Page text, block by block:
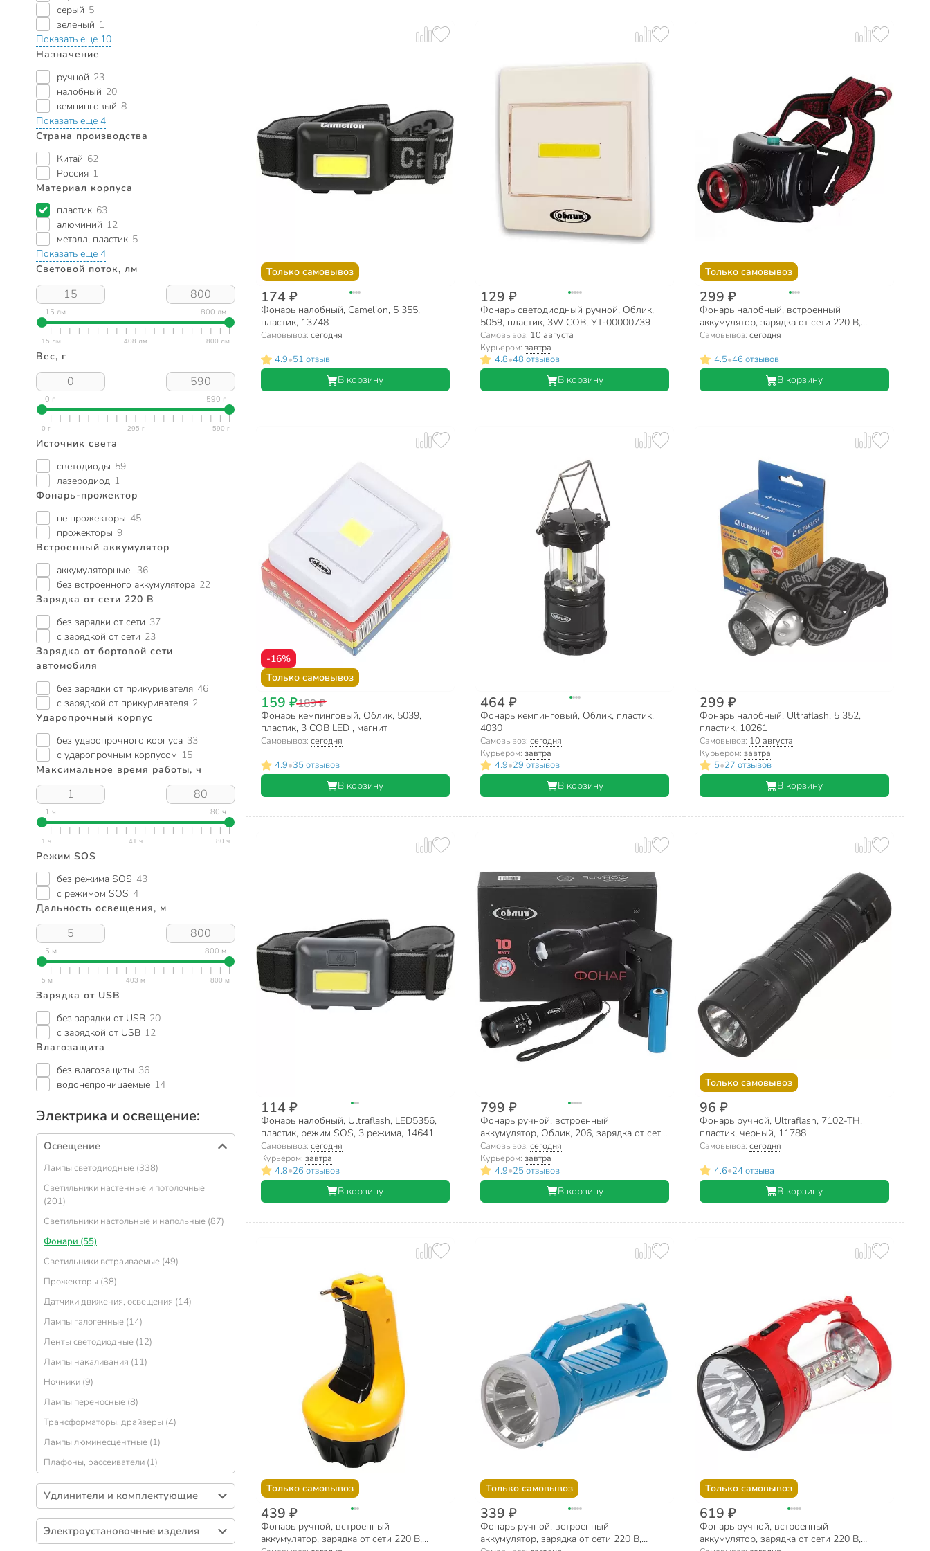
серый 5
зеленый 1
Показать еще 10
Назначение
ручной 23
налобный 20
кемпинговый 8
Показать еще 4
Страна производства
Китай 62
Россия 1
Материал корпуса
пластик 63
алюминий 12
металл, пластик 5
Показать еще 4
Световой поток, лм
15 лм 800 лм
Вес, г
0 г 590 г
Источник света
светодиоды 59
лазеродиод 1
Фонарь-прожектор
не прожекторы 45
прожекторы 9
Встроенный аккумулятор
аккумуляторные 36
без встроенного аккумулятора 22
Зарядка от сети 220 В
без зарядки от сети 37
с зарядкой от сети 23
Зарядка от бортовой сети
автомобиля
без зарядки от прикуривателя 46
с зарядкой от прикуривателя 2
Ударопрочный корпус
без ударопрочного корпуса 33
с ударопрочным корпусом 15
Максимальное время работы, ч
1 ч 80 ч
Режим SOS
без режима SOS 43
с режимом SOS 4
Дальность освещения, м
5 м 800 м
Зарядка от USB
без зарядки от USB 20
с зарядкой от USB 12
Влагозащита
без влагозащиты 36
водонепроницаемые 14
Электрика и освещение:
Освещение
Лампы светодиодные (338)
Светильники настенные и потолочные
(201)
Светильники настольные и напольные (87)
Фонари (55)
Светильники встраиваемые (49)
Прожекторы (38)
Датчики движения, освещения (14)
Лампы галогенные (14)
Ленты светодиодные (12)
Лампы накаливания (11)
Ночники (9)
Лампы переносные (8)
Трансформаторы, драйверы (4)
Лампы люминесцентные (1)
Плафоны, рассеиватели (1)
Удлинители и комплектующие
Удлинители бытовые (202)
Сетевые фильтры (50)
Электроустановочные изделия
Только самовывоз
174 ₽
Фонарь налобный, Camelion, 5 355,
пластик, 13748
Самовывоз: сегодня
4.9•51 отзыв
В корзину
129 ₽
Фонарь светодиодный ручной, Облик,
5059, пластик, 3W COB, УТ-00000739
Самовывоз: 10 августа
Курьером: завтра
4.8•48 отзывов
В корзину
Только самовывоз
299 ₽
Фонарь налобный, встроенный
аккумулятор, зарядка от сети 220 В,
пластик, черно-красный, SPE17194-15
Самовывоз:сегодня
4.5•46 отзывов
В корзину
-16%
Только самовывоз
159 ₽189 ₽
Фонарь кемпинговый, Облик, 5039,
пластик, 3 COB LED , магнит
Самовывоз: сегодня
4.9•35 отзывов
В корзину
464 ₽
Фонарь кемпинговый, Облик, пластик,
4030
Самовывоз: сегодня
Курьером: завтра
4.9•29 отзывов
В корзину
299 ₽
Фонарь налобный, Ultraflash, 5 352,
пластик, 10261
Самовывоз: 10 августа
Курьером:завтра
5•27 отзывов
В корзину
114 ₽
Фонарь налобный, Ultraflash, LED5356,
пластик, режим SOS, 3 режима, 14641
Самовывоз: сегодня
Курьером: завтра
4.8•26 отзывов
В корзину
799 ₽
Фонарь ручной, встроенный
аккумулятор, Облик, 206, зарядка от сети
220 В, пластик, 10 Ватт, Zoom,
УТ-00000398
Самовывоз: сегодня
Курьером: завтра
4.9•25 отзывов
В корзину
Только самовывоз
96 ₽
Фонарь ручной, Ultraflash, 7102-ТН,
пластик, черный, 11788
Самовывоз:сегодня
4.6•24 отзыва
В корзину
Только самовывоз
439 ₽
Фонарь ручной, встроенный
аккумулятор, зарядка от сети 220 В,
Только самовывоз
339 ₽
Фонарь ручной, встроенный
аккумулятор, зарядка от сети 220 В,
Только самовывоз
619 ₽
Фонарь ручной, встроенный
аккумулятор, зарядка от сети 220 В,